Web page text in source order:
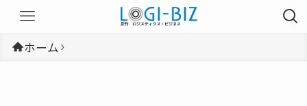
ホーム